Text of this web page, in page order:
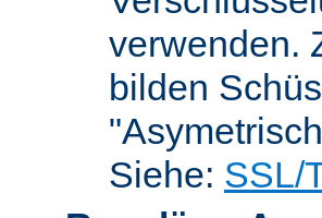
verwenden.
bilden
Siehe: SSL/